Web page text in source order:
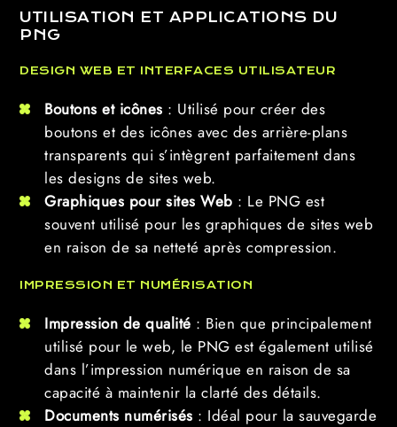
UTILISATION ET APPLICATIONS DU
PNG
DESIGN WEB ET INTERFACES UTILISATEUR
Boutons et icônes : Utilisé pour créer des
boutons et des icônes avec des arrière-plans
transparents qui s’intègrent parfaitement dans
les designs de sites web.
Graphiques pour sites Web : Le PNG est
souvent utilisé pour les graphiques de sites web
en raison de sa netteté après compression.
IMPRESSION ET NUMÉRISATION
Impression de qualité : Bien que principalement
utilisé pour le web, le PNG est également utilisé
dans l’impression numérique en raison de sa
capacité à maintenir la clarté des détails.
Documents numérisés : Idéal pour la sauvegarde